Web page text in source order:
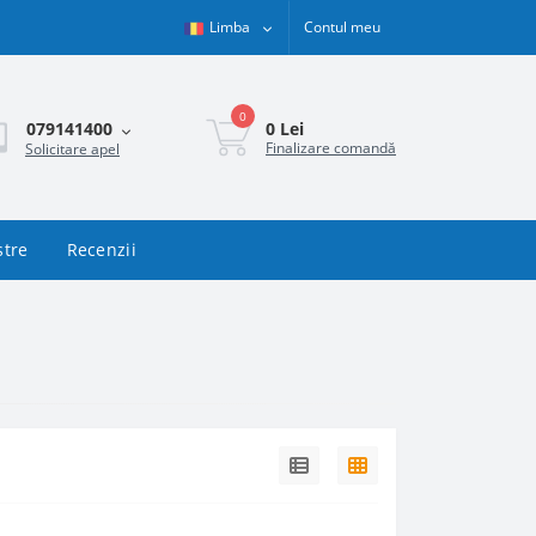
Limba Contul meu
079141400
Solicitare apel
0
0 Lei
Finalizare comandă
Recenzii